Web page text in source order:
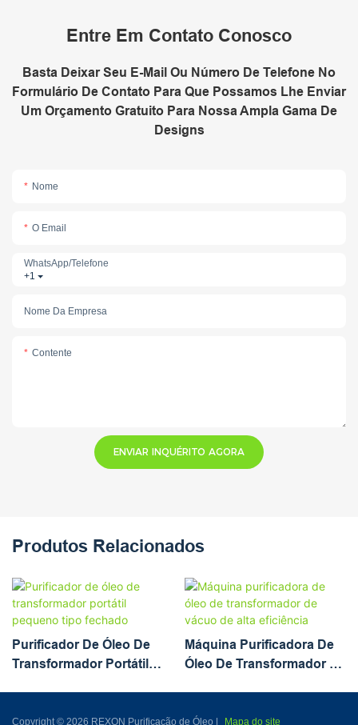
Entre Em Contato Conosco
Basta Deixar Seu E-Mail Ou Número De Telefone No
Formulário De Contato Para Que Possamos Lhe Enviar
Um Orçamento Gratuito Para Nossa Ampla Gama De
Designs
Nome
O Email
+1
WhatsApp/telefone
Nome Da Empresa
Contente
ENVIAR INQUÉRITO AGORA
Produtos Relacionados
Purificador De Óleo De
Transformador Portátil
Máquina Purificadora De
Óleo De Transformador De
Copyright © 2026 REXON Purificação de Óleo | Mapa do site